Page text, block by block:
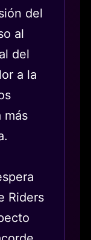
del
al
del
a la
más
Riders